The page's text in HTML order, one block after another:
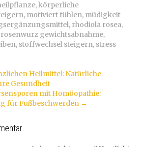
,körperliche
, motiviert fühlen, müdigkeit
, rhodiola rosea,
rosenwurz gewichtsabnahme,
, stoffwechsel steigern, stress
Heilmittel: Natürliche
Gesundheit
mit Homöopathie:
für Fußbeschwerden →